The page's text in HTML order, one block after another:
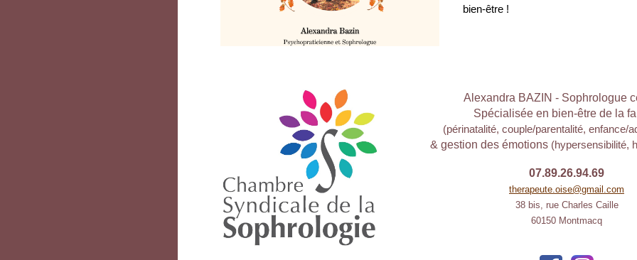
bien-être !
Alexandra BAZIN - Sophrologue
Spécialisée en bien-être de la
(périnatalité, couple/parentalité, enfance/
& gestion des émotions (hypersensibilité,
07.89.26.94.69
therapeute.oise@gmail.com
38 bis, rue Charles Caille
60150 Montmacq